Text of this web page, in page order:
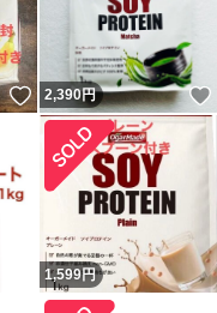
いいね！
2,390円
1,599円